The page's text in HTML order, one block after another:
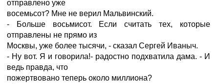
отправлено уже
восемьсот? Мне не верил Мальвинский.
- Больше восьмисот. Если считать тех, которые
отправлены не прямо из
Москвы, уже более тысячи, - сказал Сергей Иваныч.
- Ну вот. Я и говорила!- радостно подхватила дама. - И
ведь правда, что
пожертвовано теперь около миллиона?